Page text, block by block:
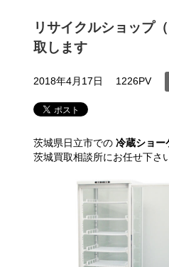
リサイクルショップ
取します
2018年4月17日 1226PV
茨城県日立市での 冷蔵ショー
茨城買取相談所にお任せ下さ